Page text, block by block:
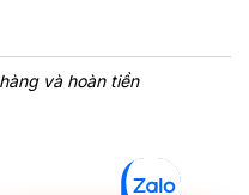
và hoàn tiền